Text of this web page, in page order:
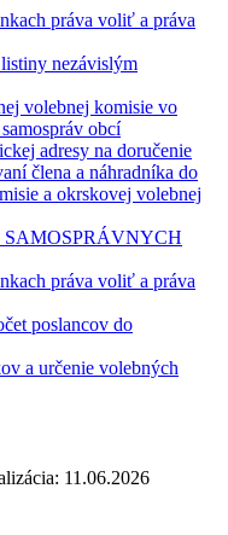
práva voliť a práva
nezávislým
volebnej komisie vo
obcí
adresy na doručenie
člena a náhradníka do
a okrskovej volebnej
práva voliť a práva
poslancov do
a určenie volebných
11.06.2026